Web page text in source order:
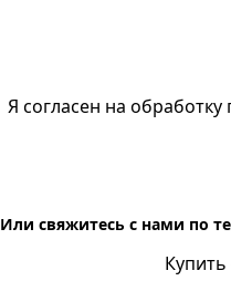
Я согласен на
Или свяжитесь с нами по